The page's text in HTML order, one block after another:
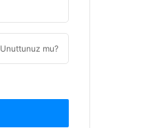
Unuttunuz mu?